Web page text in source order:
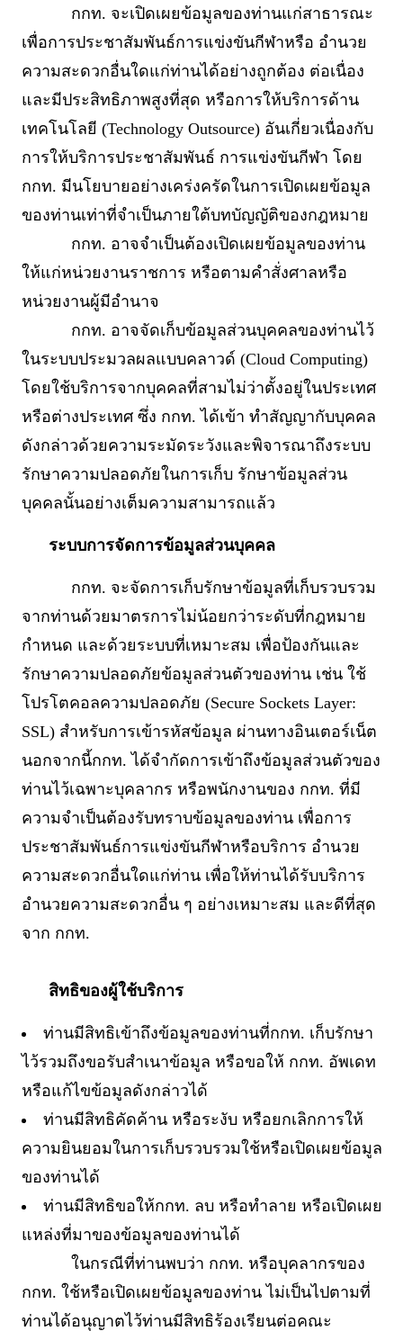
กกท. จะเปิดเผยข้อมูลของท่านแก่สาธารณะ
เพื่อการประชาสัมพันธ์การแข่งขันกีฬาหรือ อำนวย
ความสะดวกอื่นใดแก่ท่านได้อย่างถูกต้อง ต่อเนื่อง
และมีประสิทธิภาพสูงที่สุด หรือการให้บริการด้าน
เทคโนโลยี (Technology Outsource) อันเกี่ยวเนื่องกับ
การให้บริการประชาสัมพันธ์ การแข่งขันกีฬา โดย
กกท. มีนโยบายอย่างเคร่งครัดในการเปิดเผยข้อมูล
ของท่านเท่าที่จำเป็นภายใต้บทบัญญัติของกฎหมาย
กกท. อาจจำเป็นต้องเปิดเผยข้อมูลของท่าน
ให้แก่หน่วยงานราชการ หรือตามคำสั่งศาลหรือ
หน่วยงานผู้มีอำนาจ
กกท. อาจจัดเก็บข้อมูลส่วนบุคคลของท่านไว้
ในระบบประมวลผลแบบคลาวด์ (Cloud Computing)
โดยใช้บริการจากบุคคลที่สามไม่ว่าตั้งอยู่ในประเทศ
หรือต่างประเทศ ซึ่ง กกท. ได้เข้า ทำสัญญากับบุคคล
ดังกล่าวด้วยความระมัดระวังและพิจารณาถึงระบบ
รักษาความปลอดภัยในการเก็บ รักษาข้อมูลส่วน
บุคคลนั้นอย่างเต็มความสามารถแล้ว
ระบบการจัดการข้อมูลส่วนบุคคล
กกท. จะจัดการเก็บรักษาข้อมูลที่เก็บรวบรวม
จากท่านด้วยมาตรการไม่น้อยกว่าระดับที่กฎหมาย
กำหนด และด้วยระบบที่เหมาะสม เพื่อป้องกันและ
รักษาความปลอดภัยข้อมูลส่วนตัวของท่าน เช่น ใช้
โปรโตคอลความปลอดภัย (Secure Sockets Layer:
SSL) สำหรับการเข้ารหัสข้อมูล ผ่านทางอินเตอร์เน็ต
นอกจากนี้กกท. ได้จำกัดการเข้าถึงข้อมูลส่วนตัวของ
ท่านไว้เฉพาะบุคลากร หรือพนักงานของ กกท. ที่มี
ความจำเป็นต้องรับทราบข้อมูลของท่าน เพื่อการ
ประชาสัมพันธ์การแข่งขันกีฬาหรือบริการ อำนวย
ความสะดวกอื่นใดแก่ท่าน เพื่อให้ท่านได้รับบริการ
อำนวยความสะดวกอื่น ๆ อย่างเหมาะสม และดีที่สุด
จาก กกท.
สิทธิของผู้ใช้บริการ
ท่านมีสิทธิเข้าถึงข้อมูลของท่านที่กกท. เก็บรักษา
ไว้รวมถึงขอรับสำเนาข้อมูล หรือขอให้ กกท. อัพเดท
หรือแก้ไขข้อมูลดังกล่าวได้
ท่านมีสิทธิคัดค้าน หรือระงับ หรือยกเลิกการให้
ความยินยอมในการเก็บรวบรวมใช้หรือเปิดเผยข้อมูล
ของท่านได้
ท่านมีสิทธิขอให้กกท. ลบ หรือทำลาย หรือเปิดเผย
แหล่งที่มาของข้อมูลของท่านได้
ในกรณีที่ท่านพบว่า กกท. หรือบุคลากรของ
กกท. ใช้หรือเปิดเผยข้อมูลของท่าน ไม่เป็นไปตามที่
ท่านได้อนุญาตไว้ท่านมีสิทธิร้องเรียนต่อคณะ